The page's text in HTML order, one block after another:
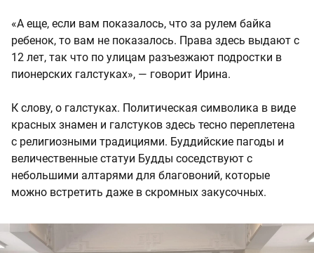
«А еще, если вам показалось, что за рулем байка
ребенок, то вам не показалось. Права здесь выдают с
12 лет, так что по улицам разъезжают подростки в
пионерских галстуках», — говорит Ирина.
К слову, о галстуках. Политическая символика в виде
красных знамен и галстуков здесь тесно переплетена
с религиозными традициями. Буддийские пагоды и
величественные статуи Будды соседствуют с
небольшими алтарями для благовоний, которые
можно встретить даже в скромных закусочных.